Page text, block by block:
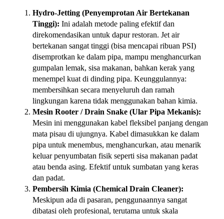
Hydro-Jetting (Penyemprotan Air Bertekanan
Tinggi): Ini adalah metode paling efektif dan
direkomendasikan untuk dapur restoran. Jet air
bertekanan sangat tinggi (bisa mencapai ribuan PSI)
disemprotkan ke dalam pipa, mampu menghancurkan
gumpalan lemak, sisa makanan, bahkan kerak yang
menempel kuat di dinding pipa. Keunggulannya:
membersihkan secara menyeluruh dan ramah
lingkungan karena tidak menggunakan bahan kimia.
Mesin Rooter / Drain Snake (Ular Pipa Mekanis):
Mesin ini menggunakan kabel fleksibel panjang dengan
mata pisau di ujungnya. Kabel dimasukkan ke dalam
pipa untuk menembus, menghancurkan, atau menarik
keluar penyumbatan fisik seperti sisa makanan padat
atau benda asing. Efektif untuk sumbatan yang keras
dan padat.
Pembersih Kimia (Chemical Drain Cleaner):
Meskipun ada di pasaran, penggunaannya sangat
dibatasi oleh profesional, terutama untuk skala